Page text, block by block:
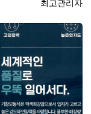
최고관리자